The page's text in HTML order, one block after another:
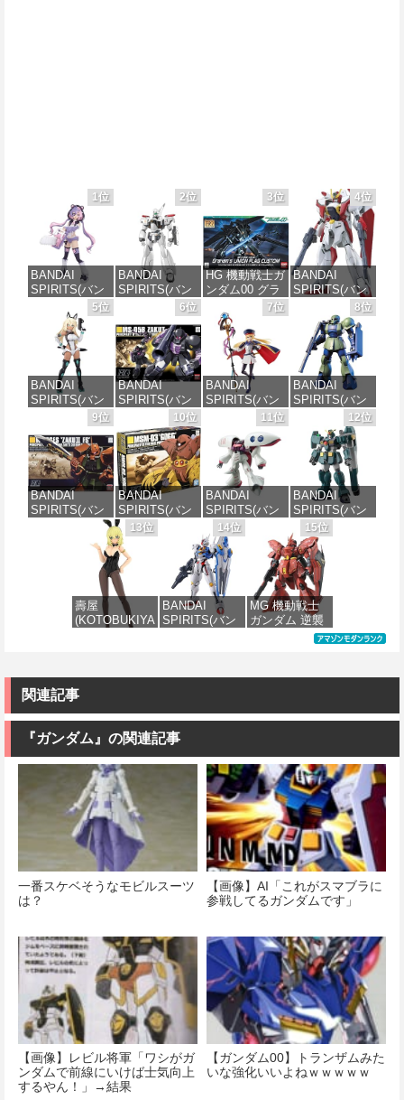
1位
BANDAI
SPIRITS(バン
ダイ スピリッ
ツ) 30MS SIS-
J00 メルンジ
ャ[カラーA] 色
分け済みプラ
モデル
価格：¥4,200
2位
BANDAI
SPIRITS(バン
ダイ スピリッ
ツ) 機動警察パ
トレイバー
EZY RG 1/48
AV-98Plus (イ
ングラム・プ
ラス) 色分け済
みプラモデル
価格：¥6,600
3位
HG 機動戦士ガ
ンダム00 グラ
ハム専用ユニ
オンフラッグ
カスタム 1/144
スケール 色分
け済みプラモ
デル
価格：¥1,800
4位
BANDAI
SPIRITS(バン
ダイ スピリッ
ツ) HGAW 機
動新世紀ガン
ダムX ガンダ
ムエアマスタ
ー 1/144スケー
ル 色分け済み
プラモデル
価格：¥3,600
5位
BANDAI
SPIRITS(バン
ダイスピリッ
ツ) 30MS SIS-
H00 セスティ
エ[カラーC] 色
分け済みプラ
モデル
価格：¥4,450
6位
BANDAI
SPIRITS(バン
ダイ スピリッ
ツ) HGUC 機動
戦士ガンダム
ザクI(黒い三連
星仕様) 1/144
スケール 色分
け済みプラモ
デル
価格：¥1,950
7位
BANDAI
SPIRITS(バン
ダイ スピリッ
Fate/Grand
Order アルトリ
ア・キャスタ
ー 色分け済み
プラモデル
価格：¥7,800
8位
BANDAI
SPIRITS(バン
ダイ スピリッ
ツ) HGUC
1/144 HGUC
MS-05BザクI
(機動戦士ガン
ダム)
価格：¥2,300
9位
BANDAI
SPIRITS(バン
ダイ スピリッ
(ガルマ専用機)
(機動戦士ガン
価格：¥2,982
10位
BANDAI
SPIRITS(バン
ダイ スピリッ
ツ) HGUC 機動
戦士ガンダム
MSM-03 ゴッ
グ 1/144スケー
ル 色分け済み
プラモデル
11位
BANDAI
SPIRITS(バン
ダイ スピリッ
ツ) HGUC 195
機動戦士Zガン
ダム キュベレ
イ 1/144スケー
ル 色分け済み
プラモデル
12位
BANDAI
SPIRITS(バン
ダイ スピリッ
ツ) HG 機動新
世紀ガンダムX
ガンダムレオ
パルド 1/144ス
ケール 色分け
済みプラモデ
ル
13位
壽屋
(KOTOBUKIYA
I〈Bunny
Style〉 全高約
ケール プラモ
デル
価格：¥11,000
14位
BANDAI
SPIRITS(バン
機動戦士ガン
アリアル 1/100
スケール 色分
デル
価格：¥4,280
15位
MG 機動戦士
ガンダム 逆襲
のシャア MSN-
ケール 色分け
関連記事
『ガンダム』の関連記事
一番スケベそうなモビルスーツ
は？
【画像】AI「これがスマブラに
参戦してるガンダムです」
【画像】レビル将軍「ワシがガ
ンダムで前線にいけば士気向上
するやん！」→結果
【ガンダム00】トランザムみた
いな強化いいよねｗｗｗｗｗ